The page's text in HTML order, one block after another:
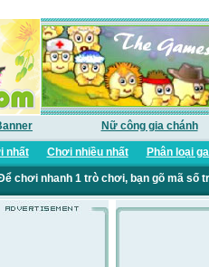
Nữ công gia chánh
nhất Chơi nhiều nhất Phân loại
chơi nhanh 1 trò chơi, bạn gõ mã số